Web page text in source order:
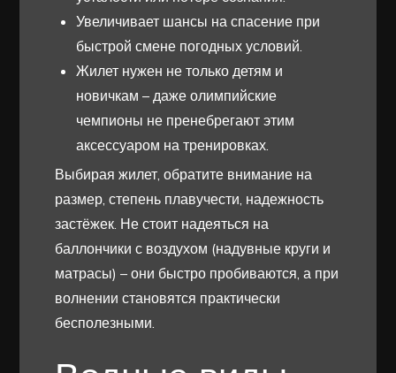
Увеличивает шансы на спасение при
быстрой смене погодных условий.
Жилет нужен не только детям и
новичкам – даже олимпийские
чемпионы не пренебрегают этим
аксессуаром на тренировках.
Выбирая жилет, обратите внимание на
размер, степень плавучести, надежность
застёжек. Не стоит надеяться на
баллончики с воздухом (надувные круги и
матрасы) – они быстро пробиваются, а при
волнении становятся практически
бесполезными.